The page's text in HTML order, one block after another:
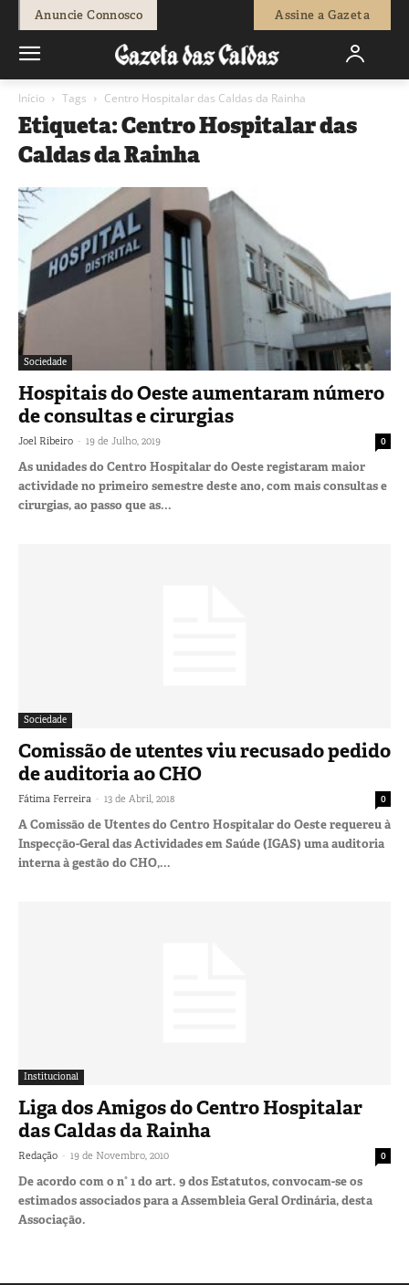
Anuncie Connosco Assine a Gazeta
Início Tags Centro Hospitalar das Caldas da Rainha
Etiqueta: Centro Hospitalar das
Caldas da Rainha
Sociedade
Hospitais do Oeste aumentaram número
de consultas e cirurgias
Joel Ribeiro - 19 de Julho, 2019 0
As unidades do Centro Hospitalar do Oeste registaram maior
actividade no primeiro semestre deste ano, com mais consultas e
cirurgias, ao passo que as...
Sociedade
Comissão de utentes viu recusado pedido
de auditoria ao CHO
Fátima Ferreira - 13 de Abril, 2018 0
A Comissão de Utentes do Centro Hospitalar do Oeste requereu à
Inspecção-Geral das Actividades em Saúde (IGAS) uma auditoria
interna à gestão do CHO,...
Institucional
Liga dos Amigos do Centro Hospitalar
das Caldas da Rainha
Redação - 19 de Novembro, 2010 0
De acordo com o n° 1 do art. 9 dos Estatutos, convocam-se os
estimados associados para a Assembleia Geral Ordinária, desta
Associação.